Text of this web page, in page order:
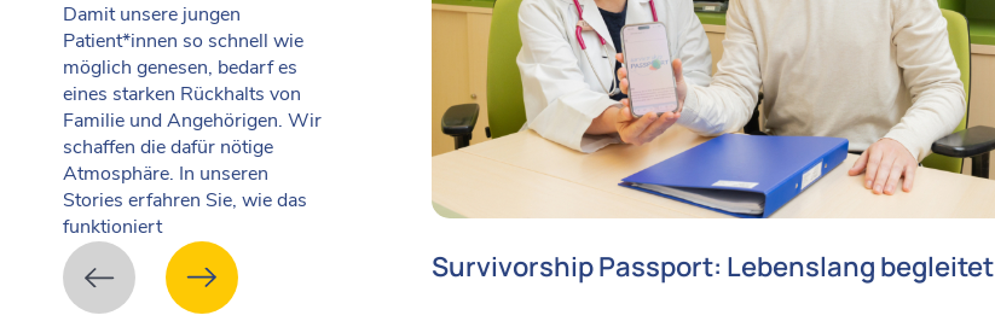
Damit unsere jungen
Patient*innen so schnell wie
möglich genesen, bedarf es
eines starken Rückhalts von
Familie und Angehörigen. Wir
schaffen die dafür nötige
Atmosphäre. In unseren
Stories erfahren Sie, wie das
funktioniert
Survivorship Passport: Lebenslang begleitet